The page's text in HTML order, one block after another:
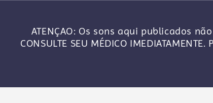
ATENÇAO: Os sons aqui publicados
CONSULTE SEU MÉDICO